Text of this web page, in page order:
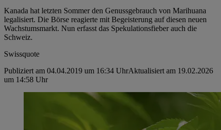
Kanada hat letzten Sommer den Genussgebrauch von Marihuana
legalisiert. Die Börse reagierte mit Begeisterung auf diesen neuen
Wachstumsmarkt. Nun erfasst das Spekulationsfieber auch die
Schweiz.
Swissquote
Publiziert am 04.04.2019 um 16:34 UhrAktualisiert am 19.02.2026
um 14:58 Uhr